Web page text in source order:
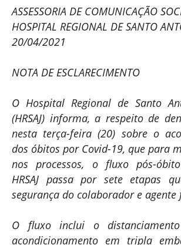
ASSESSORIA DE COMUNICAÇÃO
HOSPITAL REGIONAL DE SANTO
20/04/2021
NOTA DE ESCLARECIMENTO
O Hospital Regional de Santo
(HRSAJ) informa, a respeito de
nesta terça-feira (20) sobre o
dos óbitos por Covid-19, que para
nos processos, o fluxo pós-
HRSAJ passa por sete etapas
segurança do colaborador e agente
O fluxo inclui o
acondicionamento em tripla